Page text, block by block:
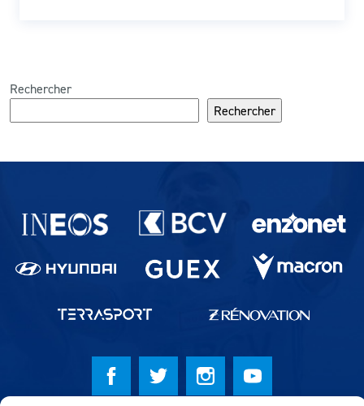
Rechercher
Rechercher
Partenaires du lausanne-Sport